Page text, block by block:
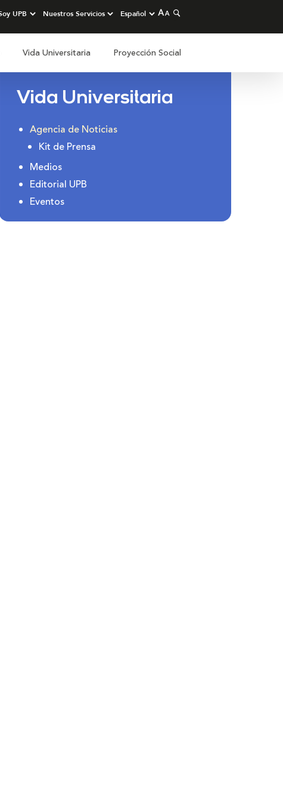
Vida Universitaria Proyección Social
Vida Universitaria
Agencia de Noticias
Kit de Prensa
Medios
Editorial UPB
Eventos